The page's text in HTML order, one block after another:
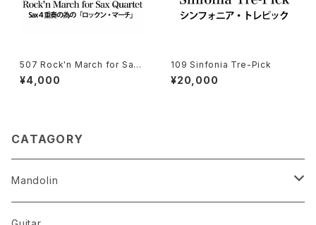
507 Rock'n March for Sax
Quartet
¥4,000
109 Sinfonia Tre-Pick
¥20,000
CATAGORY
Mandolin